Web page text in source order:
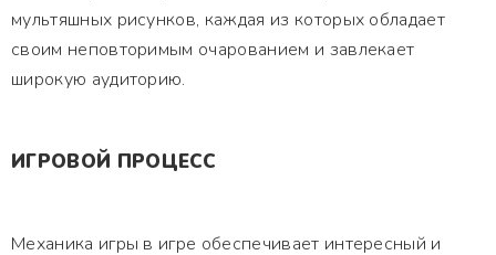
мультяшных рисунков, каждая из которых обладает
своим неповторимым очарованием и завлекает
широкую аудиторию.
ИГРОВОЙ ПРОЦЕСС
Механика игры в игре обеспечивает интересный и